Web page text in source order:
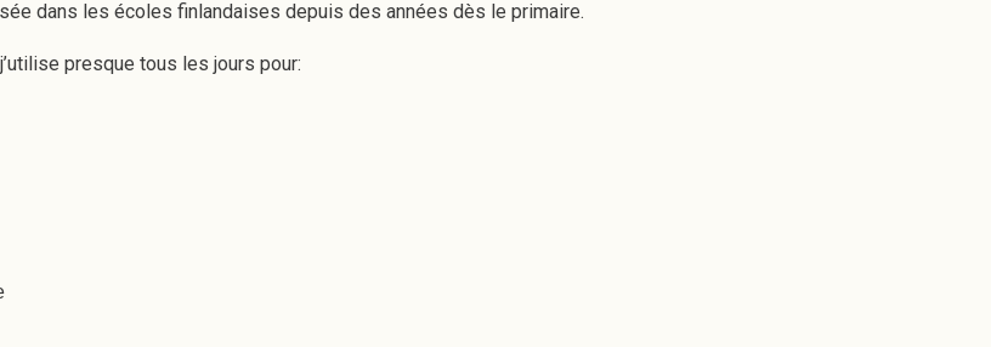
dans les écoles finlandaises depuis des années dès le primaire.
presque tous les jours pour: